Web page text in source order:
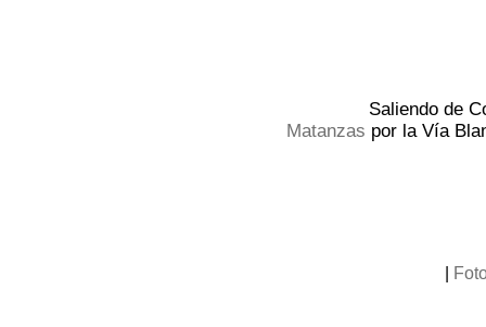
Saliendo de
Matanzas por la Vía